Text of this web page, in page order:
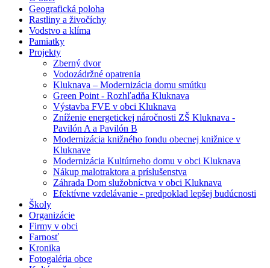
Geografická poloha
Rastliny a živočíchy
Vodstvo a klíma
Pamiatky
Projekty
Zberný dvor
Vodozádržné opatrenia
Kluknava – Modernizácia domu smútku
Green Point - Rozhľadňa Kluknava
Výstavba FVE v obci Kluknava
Zníženie energetickej náročnosti ZŠ Kluknava -
Pavilón A a Pavilón B
Modernizácia knižného fondu obecnej knižnice v
Kluknave
Modernizácia Kultúrneho domu v obci Kluknava
Nákup malotraktora a príslušenstva
Záhrada Dom služobníctva v obci Kluknava
Efektívne vzdelávanie - predpoklad lepšej budúcnosti
Školy
Organizácie
Firmy v obci
Farnosť
Kronika
Fotogaléria obce